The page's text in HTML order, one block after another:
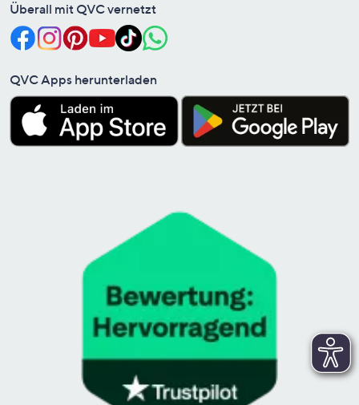
Überall mit QVC vernetzt
QVC Apps herunterladen